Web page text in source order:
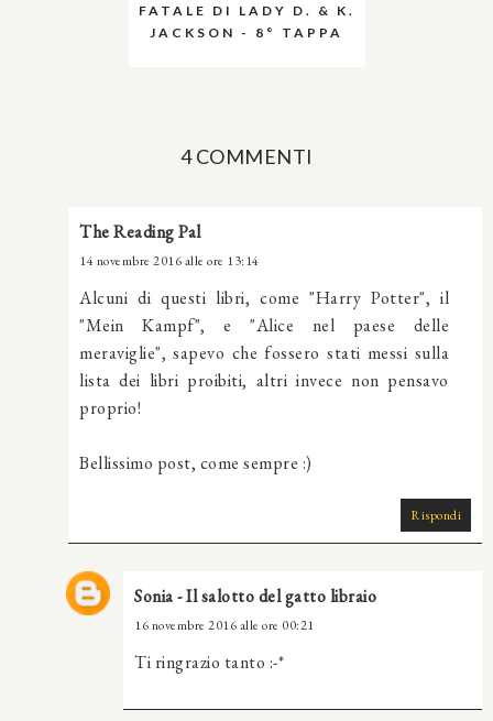
FATALE DI LADY D. & K.
JACKSON - 8° TAPPA
4 COMMENTI
The Reading Pal
14 novembre 2016 alle ore 13:14
Alcuni di questi libri, come "Harry Potter", il
"Mein Kampf", e "Alice nel paese delle
meraviglie", sapevo che fossero stati messi sulla
lista dei libri proibiti, altri invece non pensavo
proprio!
Bellissimo post, come sempre :)
Rispondi
Sonia - Il salotto del gatto libraio
16 novembre 2016 alle ore 00:21
Ti ringrazio tanto :-*